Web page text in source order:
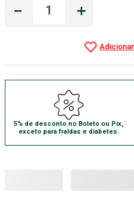
＋
－
5% de desconto no Boleto ou Pix,
exceto para fraldas e diabetes.
Aparelho Pressão
10º Cadeira Banho